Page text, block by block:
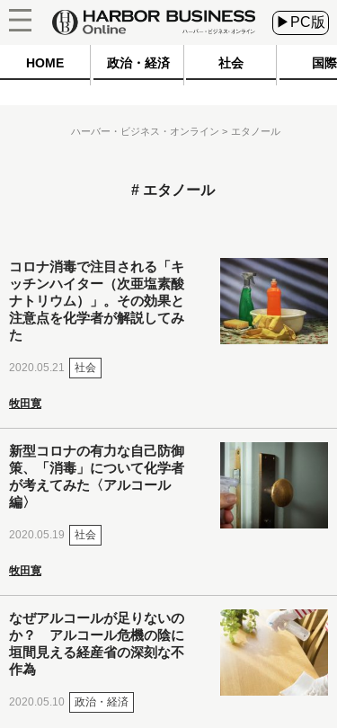
▶PC版
HOME 政治・経済 社会 国際
ハーバー・ビジネス・オンライン エタノール
エタノール
コロナ消毒で注目される「キ
ッチンハイター（次亜塩素酸
ナトリウム）」。その効果と
注意点を化学者が解説してみ
た
2020.05.21 社会
牧田寛
新型コロナの有力な自己防御
策、「消毒」について化学者
が考えてみた〈アルコール
編〉
2020.05.19 社会
牧田寛
なぜアルコールが足りないの
か？ アルコール危機の陰に
垣間見える経産省の深刻な不
作為
2020.05.10 政治・経済